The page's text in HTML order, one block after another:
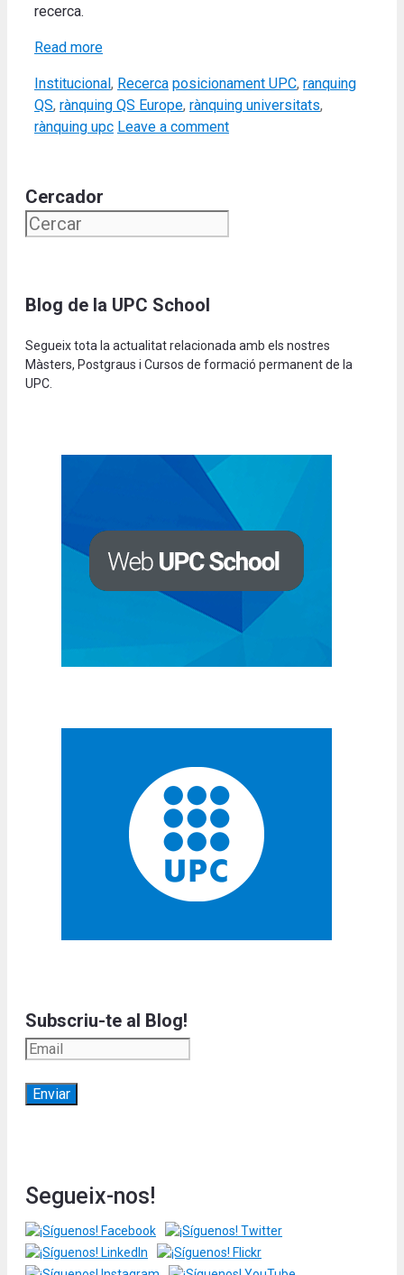
recerca.
Read more
Categories
Institucional , Recerca Tags
posicionament UPC, ranquing
QS, rànquing QS Europe, rànquing universitats,
rànquing upc Leave a comment
Cercador
Blog de la UPC School
Segueix tota la actualitat relacionada amb els nostres
Màsters, Postgraus i Cursos de formació permanent de la
UPC.
Subscriu-te al Blog!
Segueix-nos!